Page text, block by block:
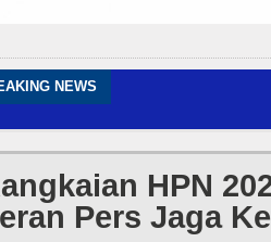
NEWS
HPN
Pers Jaga